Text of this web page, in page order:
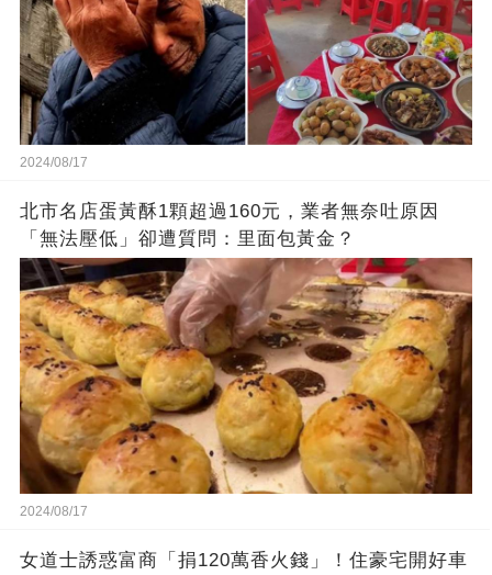
2024/08/17
北市名店蛋黃酥1顆超過160元，業者無奈吐原因
「無法壓低」卻遭質問：里面包黃金？
2024/08/17
女道士誘惑富商「捐120萬香火錢」！住豪宅開好車